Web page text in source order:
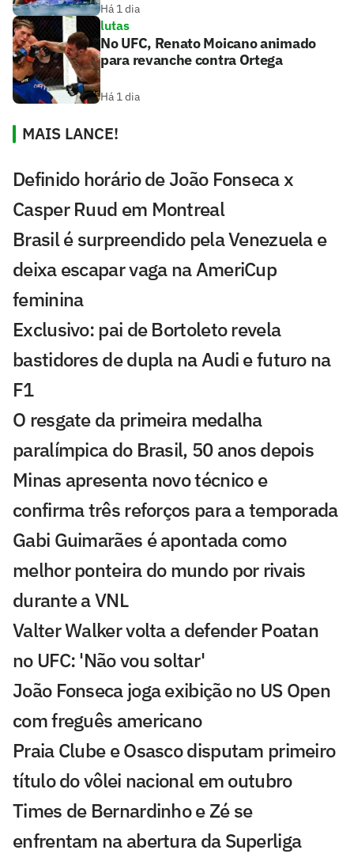
Há 1 dia
lutas
No UFC, Renato Moicano animado
para revanche contra Ortega
Há 1 dia
MAIS LANCE!
Definido horário de João Fonseca x
Casper Ruud em Montreal
Brasil é surpreendido pela Venezuela e
deixa escapar vaga na AmeriCup
feminina
Exclusivo: pai de Bortoleto revela
bastidores de dupla na Audi e futuro na
F1
O resgate da primeira medalha
paralímpica do Brasil, 50 anos depois
Minas apresenta novo técnico e
confirma três reforços para a temporada
Gabi Guimarães é apontada como
melhor ponteira do mundo por rivais
durante a VNL
Valter Walker volta a defender Poatan
no UFC: 'Não vou soltar'
João Fonseca joga exibição no US Open
com freguês americano
Praia Clube e Osasco disputam primeiro
título do vôlei nacional em outubro
Times de Bernardinho e Zé se
enfrentam na abertura da Superliga